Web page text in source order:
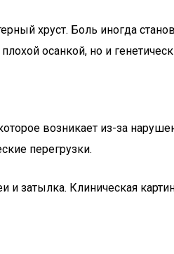
хруст. Боль иногда
осанкой, но и
возникает из-за
перегрузки.
затылка. Клиническая